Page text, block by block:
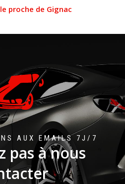
proche de Gignac
AUX EMAILS 7J/7
pas à nous